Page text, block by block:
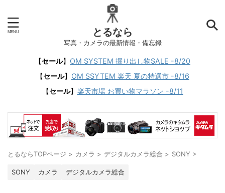
とるなら
写真・カメラの最新情報・備忘録
【セール】 OM SYSTEM 掘り出し物SALE -8/20
【セール】 OM SSYTEM 楽天 夏の特選市 -8/16
【セール】 楽天市場 お買い物マラソン -8/11
とるならTOPページ > カメラ > デジタルカメラ総合 > SONY >
SONY カメラ デジタルカメラ総合